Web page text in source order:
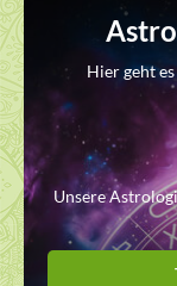
Hier geht
Unsere